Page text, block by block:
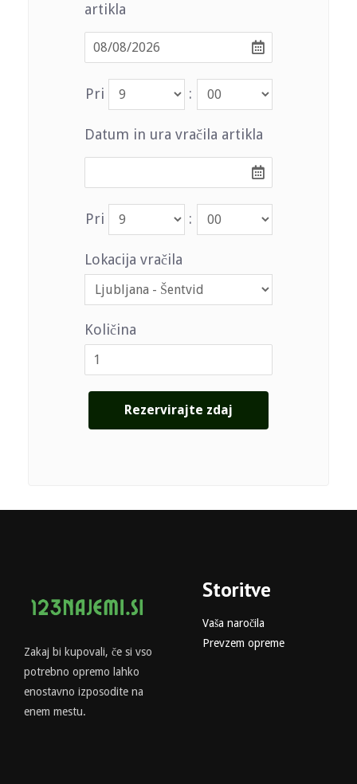
artikla
Pri :
Datum in ura vračila artikla
Pri :
Lokacija vračila
Količina
Zakaj bi kupovali, če si vso
potrebno opremo lahko
enostavno izposodite na
enem mestu.
Storitve
Vaša naročila
Prevzem opreme